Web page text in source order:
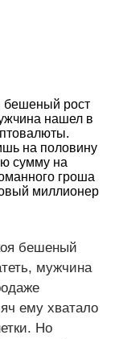
бешеный рост
нашел в
на половину
сумму на
гроша
миллионер
бешеный
мужчина
ему хватало
Но